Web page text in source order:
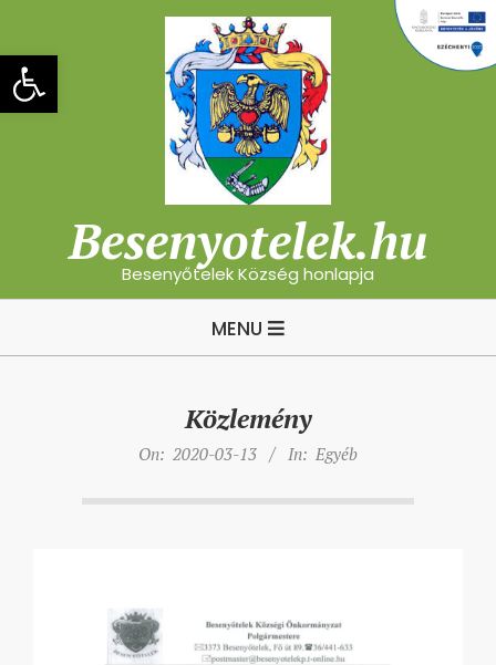
Eszköztár megnyitása
content
Besenyotelek.hu
Besenyőtelek Község honlapja
MENU
Közlemény
On: 2020-03-13 In: Egyéb